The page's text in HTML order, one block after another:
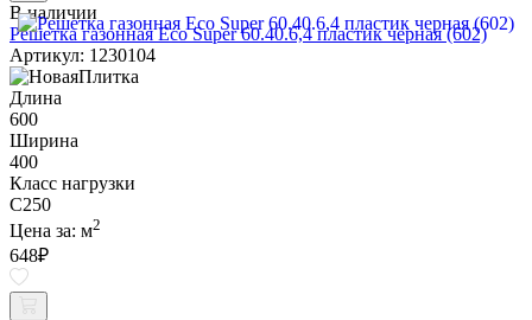
В наличии
Решетка газонная Eco Super 60.40.6,4 пластик черная (602)
Артикул: 1230104
Длина
600
Ширина
400
Класс нагрузки
C250
Цена за: м2
648₽